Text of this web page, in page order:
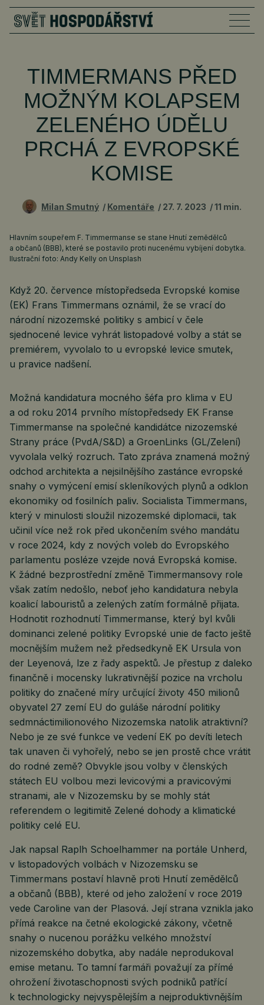
TIMMERMANS PŘED
MOŽNÝM KOLAPSEM
ZELENÉHO ÚDĚLU
PRCHÁ Z EVROPSKÉ
KOMISE
Milan Smutný Komentáře 27. 7. 2023 11 min.
Hlavním soupeřem F. Timmermanse se stane Hnutí zemědělců
a občanů (BBB), které se postavilo proti nucenému vybíjení dobytka.
Ilustrační foto: Andy Kelly on Unsplash
Když 20. července místopředseda Evropské komise
(EK) Frans Timmermans oznámil, že se vrací do
národní nizozemské politiky s ambicí v čele
sjednocené levice vyhrát listopadové volby a stát se
premiérem, vyvolalo to u evropské levice smutek,
u pravice nadšení.
Možná kandidatura mocného šéfa pro klima v EU
a od roku 2014 prvního místopředsedy EK Franse
Timmermanse na společné kandidátce nizozemské
Strany práce (PvdA/S&D) a GroenLinks (GL/Zelení)
vyvolala velký rozruch. Tato zpráva znamená možný
odchod architekta a nejsilnějšího zastánce evropské
snahy o vymýcení emisí skleníkových plynů a odklon
ekonomiky od fosilních paliv. Socialista Timmermans,
který v minulosti sloužil nizozemské diplomacii, tak
učinil více než rok před ukončením svého mandátu
v roce 2024, kdy z nových voleb do Evropského
parlamentu posléze vzejde nová Evropská komise.
K žádné bezprostřední změně Timmermansovy role
však zatím nedošlo, neboť jeho kandidatura nebyla
koalicí labouristů a zelených zatím formálně přijata.
Hodnotit rozhodnutí Timmermanse, který byl kvůli
dominanci zelené politiky Evropské unie de facto ještě
mocnějším mužem než předsedkyně EK Ursula von
der Leyenová, lze z řady aspektů. Je přestup z daleko
finančně i mocensky lukrativnější pozice na vrcholu
politiky do značené míry určující životy 450 milionů
obyvatel 27 zemí EU do guláše národní politiky
sedmnáctimilionového Nizozemska natolik atraktivní?
Nebo je ze své funkce ve vedení EK po devíti letech
tak unaven či vyhořelý, nebo se jen prostě chce vrátit
do rodné země? Obvykle jsou volby v členských
státech EU volbou mezi levicovými a pravicovými
stranami, ale v Nizozemsku by se mohly stát
referendem o legitimitě Zelené dohody a klimatické
politiky celé EU.
Jak napsal Raplh Schoelhammer na portále Unherd,
v listopadových volbách v Nizozemsku se
Timmermans postaví hlavně proti Hnutí zemědělců
a občanů (BBB), které od jeho založení v roce 2019
vede Caroline van der Plasová. Její strana vznikla jako
přímá reakce na četné ekologické zákony, včetně
snahy o nucenou porážku velkého množství
nizozemského dobytka, aby nadále neprodukoval
emise metanu. To tamní farmáři považují za přímé
ohrožení životaschopnosti svých podniků patřící
k technologicky nejvyspělejším a nejproduktivnějším